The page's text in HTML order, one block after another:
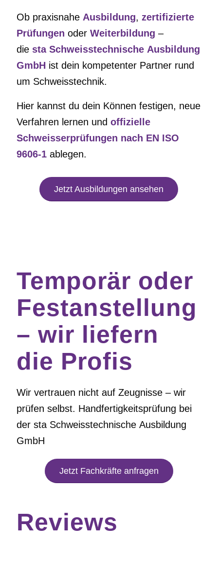
Ob praxisnahe Ausbildung, zertifizierte
Prüfungen oder Weiterbildung –
die sta Schweisstechnische Ausbildung
GmbH ist dein kompetenter Partner rund
um Schweisstechnik.
Hier kannst du dein Können festigen, neue
Verfahren lernen und offizielle
Schweisserprüfungen nach EN ISO
9606-1ablegen.
Jetzt Ausbildungen ansehen
Temporär oder
Festanstellung
– wir liefern
die Profis
Wir vertrauen nicht auf Zeugnisse – wir
prüfen selbst. Handfertigkeitsprüfung bei
der staSchweisstechnische Ausbildung
GmbH
Jetzt Fachkräfte anfragen
Reviews